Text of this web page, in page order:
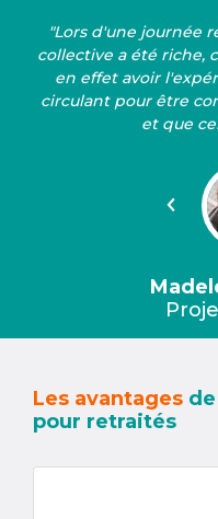
"Lors d'une journée
collective a été riche,
en effet avoir
circulant pour être
et que
Les avantages
pour retraités